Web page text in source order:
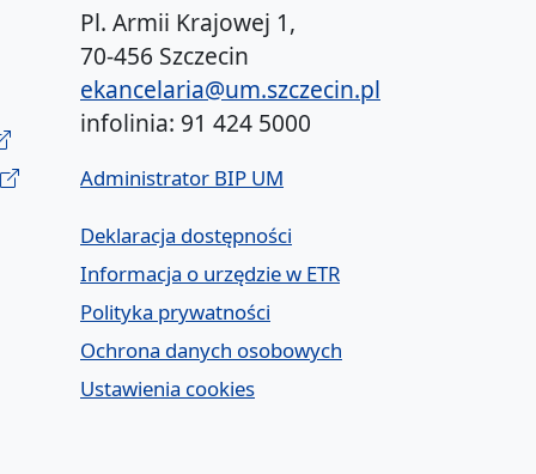
Pl. Armii Krajowej 1,
70-456 Szczecin
ekancelaria@um.szczecin.pl
infolinia: 91 424 5000
Administrator BIP UM
Deklaracja dostępności
Informacja o urzędzie w ETR
Polityka prywatności
Ochrona danych osobowych
Ustawienia cookies